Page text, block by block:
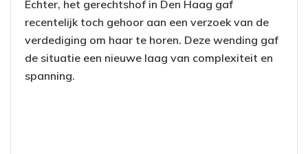
Echter, het gerechtshof in Den Haag gaf
recentelijk toch gehoor aan een verzoek van de
verdediging om haar te horen. Deze wending gaf
de situatie een nieuwe laag van complexiteit en
spanning.